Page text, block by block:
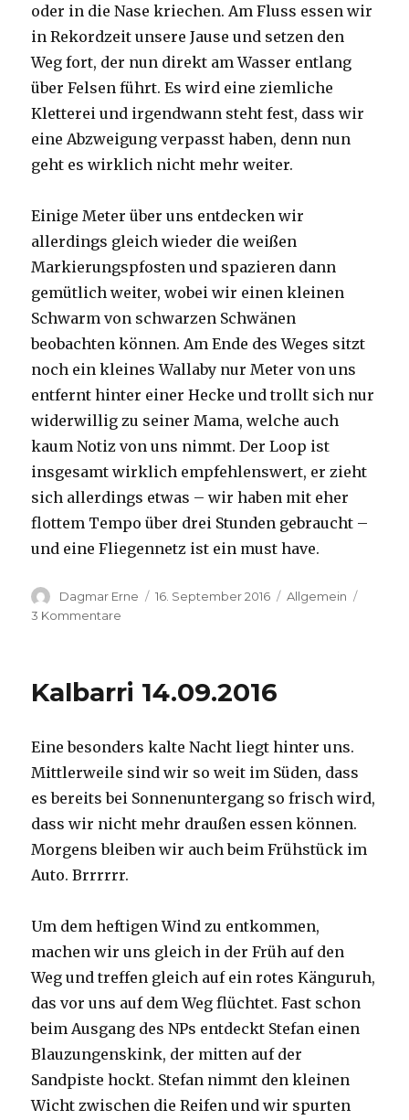
oder in die Nase kriechen. Am Fluss essen wir
in Rekordzeit unsere Jause und setzen den
Weg fort, der nun direkt am Wasser entlang
über Felsen führt. Es wird eine ziemliche
Kletterei und irgendwann steht fest, dass wir
eine Abzweigung verpasst haben, denn nun
geht es wirklich nicht mehr weiter.
Einige Meter über uns entdecken wir
allerdings gleich wieder die weißen
Markierungspfosten und spazieren dann
gemütlich weiter, wobei wir einen kleinen
Schwarm von schwarzen Schwänen
beobachten können. Am Ende des Weges sitzt
noch ein kleines Wallaby nur Meter von uns
entfernt hinter einer Hecke und trollt sich nur
widerwillig zu seiner Mama, welche auch
kaum Notiz von uns nimmt. Der Loop ist
insgesamt wirklich empfehlenswert, er zieht
sich allerdings etwas – wir haben mit eher
flottem Tempo über drei Stunden gebraucht –
und eine Fliegennetz ist ein must have.
Autor
Dagmar Erne
Veröffentlicht
16. September 2016 Kategorien
Allgemein
3 Kommentare
Kalbarri 14.09.2016
Eine besonders kalte Nacht liegt hinter uns.
Mittlerweile sind wir so weit im Süden, dass
es bereits bei Sonnenuntergang so frisch wird,
dass wir nicht mehr draußen essen können.
Morgens bleiben wir auch beim Frühstück im
Auto. Brrrrrr.
Um dem heftigen Wind zu entkommen,
machen wir uns gleich in der Früh auf den
Weg und treffen gleich auf ein rotes Känguruh,
das vor uns auf dem Weg flüchtet. Fast schon
beim Ausgang des NPs entdeckt Stefan einen
Blauzungenskink, der mitten auf der
Sandpiste hockt. Stefan nimmt den kleinen
Wicht zwischen die Reifen und wir spurten